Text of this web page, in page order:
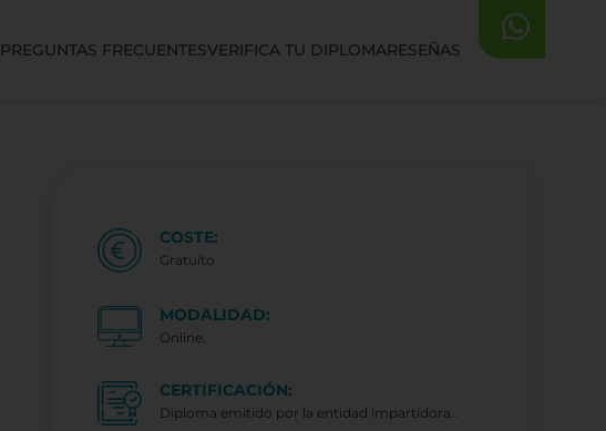
PREGUNTAS FRECUENTESVERIFICA TU DIPLOMARESEÑAS
COSTE:
Gratuito
MODALIDAD:
Online.
CERTIFICACIÓN:
Diploma emitido por la entidad impartidora..